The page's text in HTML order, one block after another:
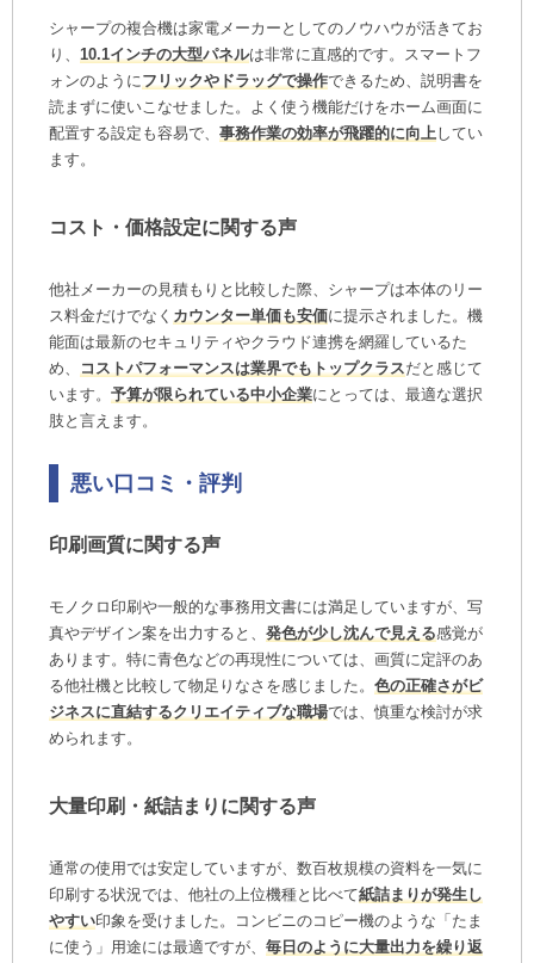
シャープの複合機は家電メーカーとしてのノウハウが活きてお
り、 10.1インチの大型パネルは非常に直感的です。スマートフ
ォンのようにフリックやドラッグで操作できるため、説明書を
読まずに使いこなせました。よく使う機能だけをホーム画面に
配置する設定も容易で、 事務作業の効率が飛躍的に向上してい
ます。
コスト・価格設定に関する声
他社メーカーの見積もりと比較した際、シャープは本体のリー
ス料金だけでなく カウンター単価も安価に提示されました。機
能面は最新のセキュリティやクラウド連携を網羅しているた
め、
コストパフォーマンスは業界でもトップクラスだと感じて
います。 予算が限られている中小企業にとっては、最適な選択
肢と言えます。
悪い口コミ・評判
印刷画質に関する声
モノクロ印刷や一般的な事務用文書には満足していますが、写
真やデザイン案を出力すると、 発色が少し沈んで見える感覚が
あります。特に青色などの再現性については、画質に定評のあ
る他社機と比較して物足りなさを感じました。 色の正確さがビ
ジネスに直結するクリエイティブな職場では、慎重な検討が求
められます。
大量印刷・紙詰まりに関する声
通常の使用では安定していますが、数百枚規模の資料を一気に
印刷する状況では、他社の上位機種と比べて紙詰まりが発生し
やすい印象を受けました。コンビニのコピー機のような「たま
に使う」用途には最適ですが、 毎日のように大量出力を繰り返